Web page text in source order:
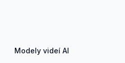
Modely videí AI